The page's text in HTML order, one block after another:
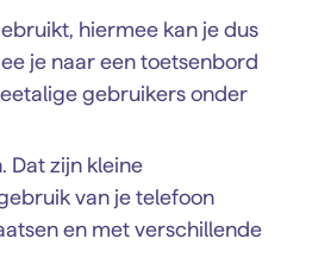
hiermee kan je dus
je naar een toetsenbord
gebruikers onder
Dat zijn kleine
van je telefoon
en met verschillende